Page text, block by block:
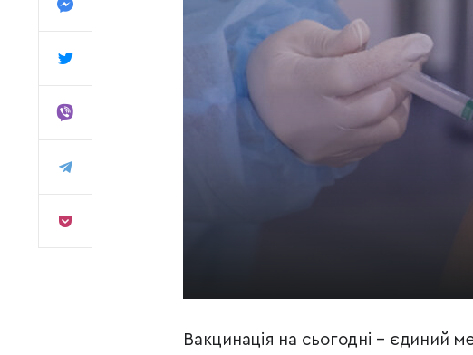
Вакцинація на сьогодні – єдиний